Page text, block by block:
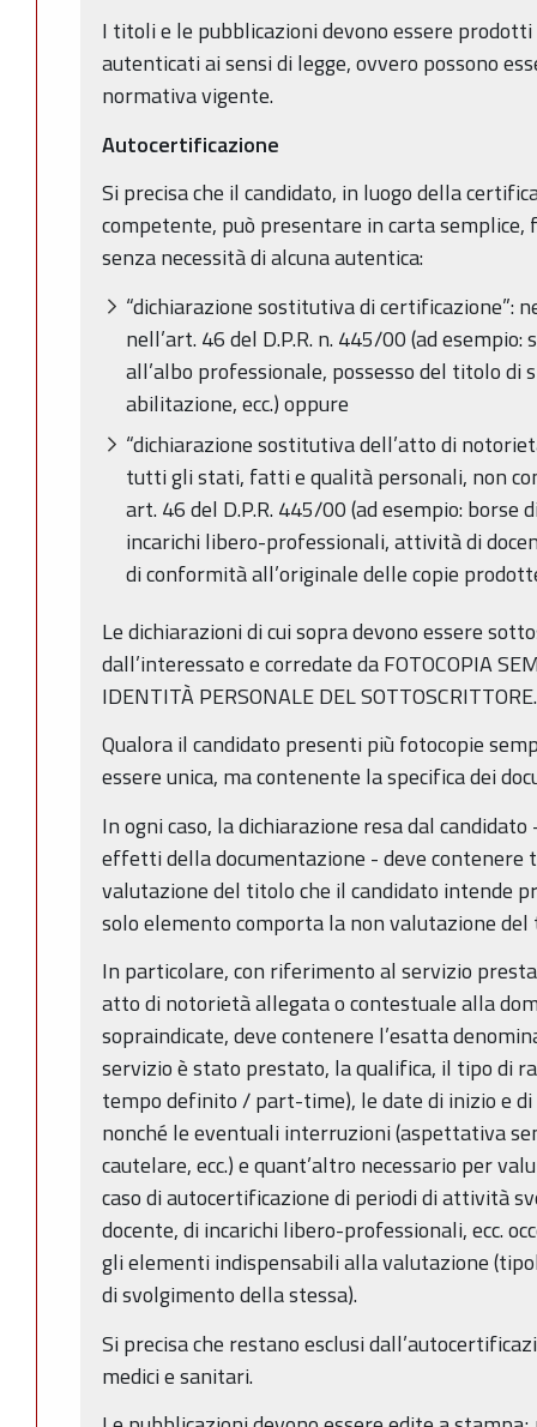
I titoli e le pubblicazioni devono essere
autenticati ai sensi di legge, ovvero possono
normativa vigente.
Autocertificazione
Si precisa che il candidato, in luogo della
competente, può presentare in carta semplice,
senza necessità di alcuna autentica:
“dichiarazione sostitutiva di certificazione”:
nell’art. 46 del D.P.R. n. 445/00 (ad
all’albo professionale, possesso del titolo di
abilitazione, ecc.) oppure
“dichiarazione sostitutiva dell’atto di
tutti gli stati, fatti e qualità personali, non
art. 46 del D.P.R. 445/00 (ad esempio:
incarichi libero-professionali, attività di
di conformità all’originale delle copie
Le dichiarazioni di cui sopra devono essere
dall’interessato e corredate da FOTOCOPIA
IDENTITÀ PERSONALE DEL SOTTOSCRITTORE.
Qualora il candidato presenti più fotocopie
essere unica, ma contenente la specifica dei
In ogni caso, la dichiarazione resa dal
effetti della documentazione - deve
valutazione del titolo che il candidato intende
solo elemento comporta la non valutazione
In particolare, con riferimento al servizio
atto di notorietà allegata o contestuale alla
sopraindicate, deve contenere l’esatta
servizio è stato prestato, la qualifica, il tipo di
tempo definito / part-time), le date di inizio e
nonché le eventuali interruzioni (aspettativa
cautelare, ecc.) e quant’altro necessario per
caso di autocertificazione di periodi di attività
docente, di incarichi libero-professionali, ecc.
gli elementi indispensabili alla valutazione
di svolgimento della stessa).
Si precisa che restano esclusi
medici e sanitari.